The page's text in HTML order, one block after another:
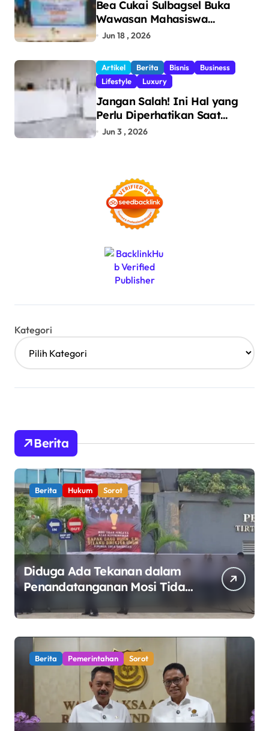
Bea Cukai Sulbagsel Buka
Wawasan Mahasiswa
Politeknik Bosowa tentang
dan Pencegahan Barang
Ilegal
Jun 18 , 2026
Artikel Berita Bisnis
Business
Lifestyle
Luxury
Jangan Salah! Ini Hal yang
Perlu Diperhatikan Saat
Pasang Big Slab
Jun 3 , 2026
Kategori
Berita
Berita Hukum Sorot
Diduga Ada Tekanan dalam
Penandatanganan Mosi Tidak
Polemik Perumda Tirta
Bhagasasi Diusut Objektif
Berita Pemerintahan Sorot